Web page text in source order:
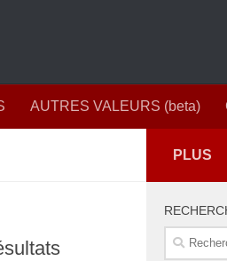
AUTRES VALEURS (beta)
PLUS